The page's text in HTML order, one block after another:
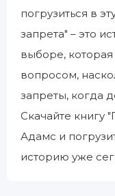
погрузиться в
запрета" – это
выборе, которая
вопросом,
запреты, когда
Скачайте книгу
Адамс и
историю уже